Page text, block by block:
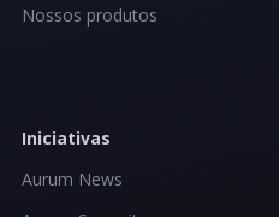
Nossos produtos
Iniciativas
Aurum News